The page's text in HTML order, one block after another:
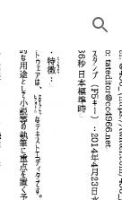
Skip to navigation